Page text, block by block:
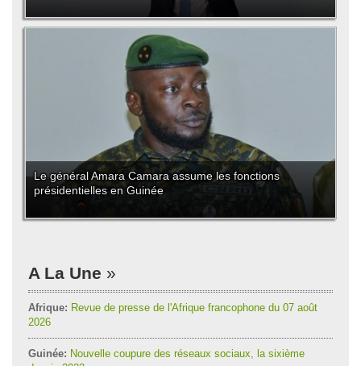
Le général Amara Camara assume les fonctions
présidentielles en Guinée
A La Une
Afrique: Revue de presse de l'Afrique francophone du 07 août
2026
Guinée: Nouvelle coupure des réseaux sociaux, la sixième